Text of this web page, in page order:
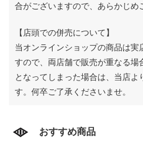
合がございますので、あらかじめ
【店頭での併売について】
当オンラインショップの商品は実
すので、両店舗で販売が重なる場
となってしまった場合は、当店よ
す。何卒ご了承くださいませ。
おすすめ商品